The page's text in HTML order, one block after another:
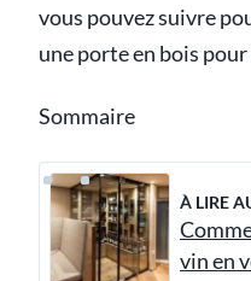
vous pouvez suivre
une porte en bois
Sommaire
À LIRE
vin en